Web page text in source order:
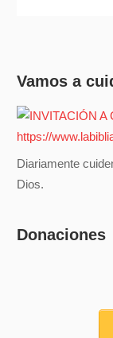
Vamos a
Diariamente
Dios.
Donaciones